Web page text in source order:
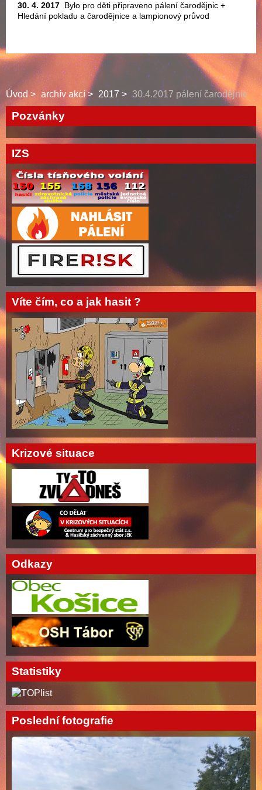
30. 4. 2017 Bylo pro děti připraveno pálení čarodějnic +
Hledání pokladu a čarodějnice a lampionový průvod
Úvod archív akcí 2017 30.4.2017 pálení čarodějnic
Pozvánky
IZS
Víte čím, co a jak hasit ?
Krizové situace
Odkazy
Statistiky
Poslední fotografie